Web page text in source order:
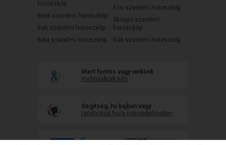
horoszkóp
Ikrek szerelmi horoszkóp
Bak szerelmi horoszkóp
Bika szerelmi horoszkóp
Kos szerelmi horoszkóp
Skorpió szerelmi
horoszkóp
Rák szerelmi horoszkóp
Mert fontos vagy nekünk
mehnyakrak.info
Segítség, ha bajban vagy
randivonal.hu/a-nok-vedelmeben